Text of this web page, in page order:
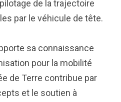
de la trajectoire
par le véhicule de tête.
sa connaissance
pour la mobilité
de Terre contribue par
et le soutien à